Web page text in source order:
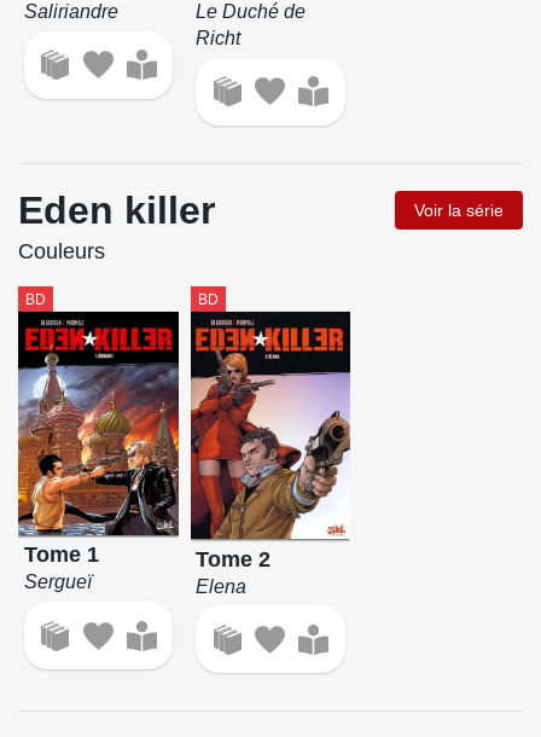
Saliriandre
Le Duché de
Richt
Eden killer Voir la série
Couleurs
BD
Tome 1
Sergueï
BD
Tome 2
Elena